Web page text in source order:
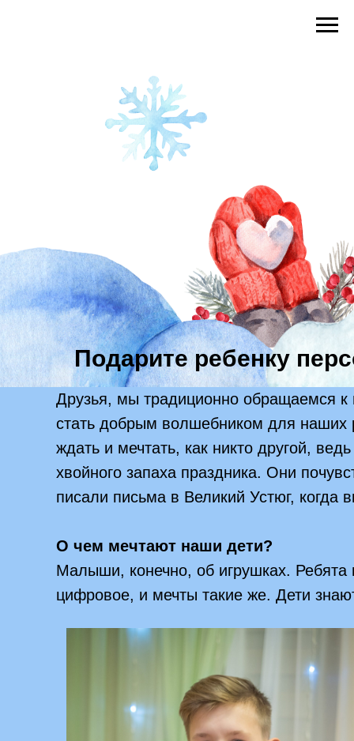
Подарите ребенку
Друзья, мы традиционно обращаемся
стать добрым волшебником для наших
ждать и мечтать, как никто другой,
хвойного запаха праздника. Они
писали письма в Великий Устюг, когда
О чем мечтают наши дети?
Малыши, конечно, об игрушках. Ребята
цифровое, и мечты такие же. Дети